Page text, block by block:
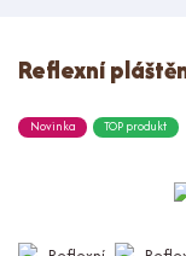
Reflexní
Novinka TOP produkt